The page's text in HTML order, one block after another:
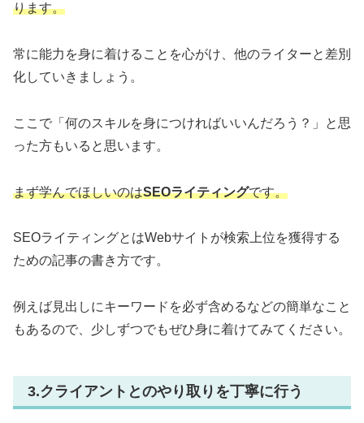
ります。
常に能力を身に着けることを心がけ、他のライターと差別
化していきましょう。
ここで「何のスキルを身につければいいんだろう？」と思
った方もいると思います。
まず学んでほしいのはSEOライティングです。
SEOライティングとはWebサイトが検索上位を獲得する
ための記事の書き方です。
例えば見出しにキーワードを必ず含めるなどの簡単なこと
もあるので、少しずつでもぜひ身に着けてみてください。
3.クライアントとのやり取りを丁寧に行う